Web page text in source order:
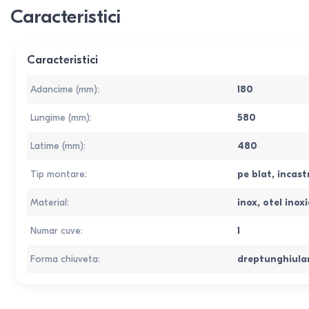
Caracteristici
Caracteristici
Adancime (mm): 180
Lungime (mm): 580
Latime (mm): 480
Tip montare: pe blat,
Material: inox, otel
Numar cuve: 1
Forma chiuveta: